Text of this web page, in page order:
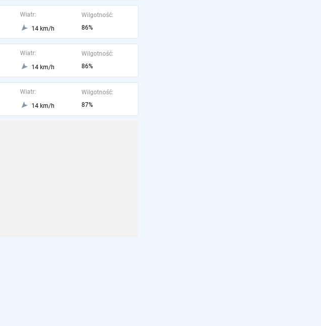
Wiatr:
14 km/h
Wilgotność:
86%
Wiatr:
14 km/h
Wilgotność:
86%
Wiatr:
14 km/h
Wilgotność:
87%